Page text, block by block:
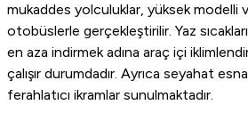
mukaddes yolculuklar, yüksek modelli
otobüslerle gerçekleştirilir. Yaz
en aza indirmek adına araç içi
çalışır durumdadır. Ayrıca seyahat
ferahlatıcı ikramlar sunulmaktadır.